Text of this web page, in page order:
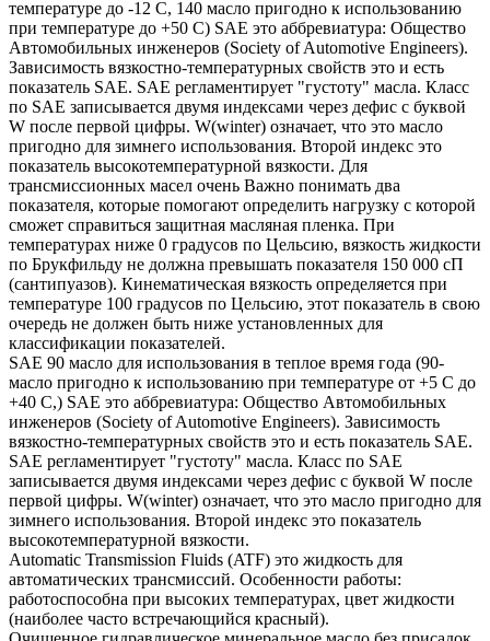
температуре до -12 С, 140 масло пригодно к использованию
при температуре до +50 С) SAE это аббревиатура: Общество
Автомобильных инженеров (Society of Automotive Engineers).
Зависимость вязкостно-температурных свойств это и есть
показатель SAE. SAE регламентирует "густоту" масла. Класс
по SAE записывается двумя индексами через дефис с буквой
W после первой цифры. W(winter) означает, что это масло
пригодно для зимнего использования. Второй индекс это
показатель высокотемпературной вязкости. Для
трансмиссионных масел очень Важно понимать два
показателя, которые помогают определить нагрузку с которой
сможет справиться защитная масляная пленка. При
температурах ниже 0 градусов по Цельсию, вязкость жидкости
по Брукфильду не должна превышать показателя 150 000 сП
(сантипуазов). Кинематическая вязкость определяется при
температуре 100 градусов по Цельсию, этот показатель в свою
очередь не должен быть ниже установленных для
классификации показателей.
SAE 90 масло для использования в теплое время года (90-
масло пригодно к использованию при температуре от +5 С до
+40 С,) SAE это аббревиатура: Общество Автомобильных
инженеров (Society of Automotive Engineers). Зависимость
вязкостно-температурных свойств это и есть показатель SAE.
SAE регламентирует "густоту" масла. Класс по SAE
записывается двумя индексами через дефис с буквой W после
первой цифры. W(winter) означает, что это масло пригодно для
зимнего использования. Второй индекс это показатель
высокотемпературной вязкости.
Automatic Transmission Fluids (ATF) это жидкость для
автоматических трансмиссий. Особенности работы:
работоспособна при высоких температурах, цвет жидкости
(наиболее часто встречающийся красный).